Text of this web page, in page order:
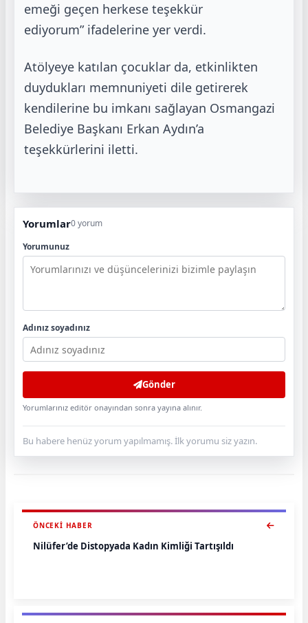
emeği geçen herkese teşekkür
ediyorum” ifadelerine yer verdi.
Atölyeye katılan çocuklar da, etkinlikten
duydukları memnuniyeti dile getirerek
kendilerine bu imkanı sağlayan Osmangazi
Belediye Başkanı Erkan Aydın’a
teşekkürlerini iletti.
Yorumlar0 yorum
Yorumunuz
Adınız soyadınız
Gönder
Yorumlarınız editör onayından sonra yayına alınır.
Bu habere henüz yorum yapılmamış. İlk yorumu siz yazın.
ÖNCEKI HABER
Nilüfer’de Distopyada Kadın Kimliği Tartışıldı